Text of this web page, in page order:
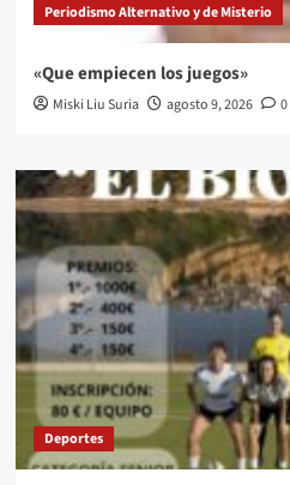
Periodismo Alternativo y de Misterio
«Que empiecen los juegos»
Miski Liu Suria agosto 9, 2026 0
Deportes